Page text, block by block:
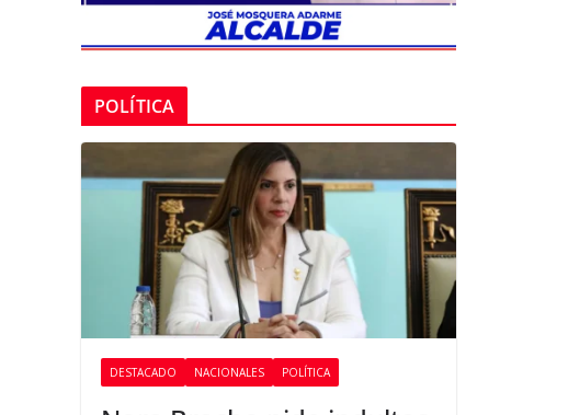
POLÍTICA
DESTACADO NACIONALES POLÍTICA